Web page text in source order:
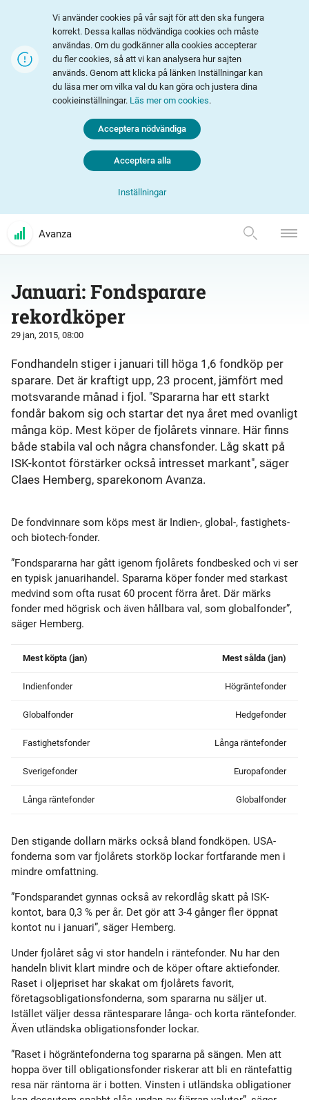
Vi använder cookies på vår sajt för att den ska fungera
korrekt. Dessa kallas nödvändiga cookies och måste
användas. Om du godkänner alla cookies accepterar
du fler cookies, så att vi kan analysera hur sajten
används. Genom att klicka på länken Inställningar kan
du läsa mer om vilka val du kan göra och justera dina
cookieinställningar. Läs mer om cookies.
Inställningar
Acceptera nödvändiga
Acceptera alla
Avanza
Januari: Fondsparare
rekordköper
29 jan, 2015, 08:00
Fondhandeln stiger i januari till höga 1,6 fondköp per
sparare. Det är kraftigt upp, 23 procent, jämfört med
motsvarande månad i fjol. "Spararna har ett starkt
fondår bakom sig och startar det nya året med ovanligt
många köp. Mest köper de fjolårets vinnare. Här finns
både stabila val och några chansfonder. Låg skatt på
ISK-kontot förstärker också intresset markant", säger
Claes Hemberg, sparekonom Avanza.
De fondvinnare som köps mest är Indien-, global-, fastighets-
och biotech-fonder.
”Fondspararna har gått igenom fjolårets fondbesked och vi ser
en typisk januarihandel. Spararna köper fonder med starkast
medvind som ofta rusat 60 procent förra året. Där märks
fonder med högrisk och även hållbara val, som globalfonder”,
säger Hemberg.
Mest köpta (jan) Mest sålda (jan)
Indienfonder Högräntefonder
Globalfonder Hedgefonder
Fastighetsfonder Långa räntefonder
Sverigefonder Europafonder
Långa räntefonder Globalfonder
Den stigande dollarn märks också bland fondköpen. USA-
fonderna som var fjolårets storköp lockar fortfarande men i
mindre omfattning.
”Fondsparandet gynnas också av rekordlåg skatt på ISK-
kontot, bara 0,3 % per år. Det gör att 3-4 gånger fler öppnat
kontot nu i januari”, säger Hemberg.
Under fjolåret såg vi stor handeln i räntefonder. Nu har den
handeln blivit klart mindre och de köper oftare aktiefonder.
Raset i oljepriset har skakat om fjolårets favorit,
företagsobligationsfonderna, som spararna nu säljer ut.
Istället väljer dessa räntesparare långa- och korta räntefonder.
Även utländska obligationsfonder lockar.
”Raset i högräntefonderna tog spararna på sängen. Men att
hoppa över till obligationsfonder riskerar att bli en räntefattig
resa när räntorna är i botten. Vinsten i utländska obligationer